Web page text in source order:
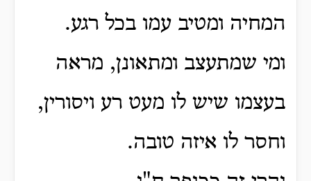
המחיה ומטיב עמו בכל רגע.
ומי שמתעצב ומתאונן, מראה
בעצמו שיש לו מעט רע ויסורין,
וחסר לו איזה טובה.